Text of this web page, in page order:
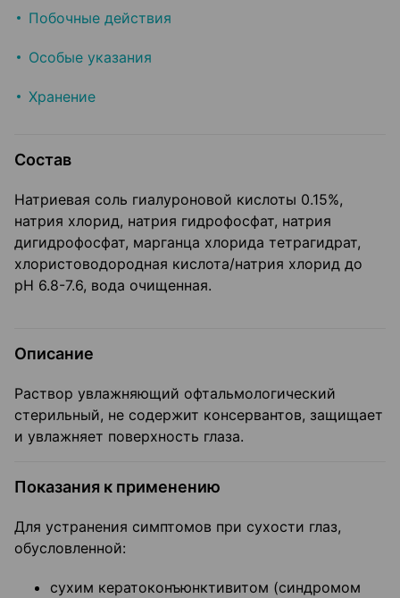
Побочные действия
Особые указания
Хранение
Состав
Натриевая соль гиалуроновой кислоты 0.15%,
натрия хлорид, натрия гидрофосфат, натрия
дигидрофосфат, марганца хлорида тетрагидрат,
хлористоводородная кислота/натрия хлорид до
pH 6.8-7.6, вода очищенная.
Описание
Раствор увлажняющий офтальмологический
стерильный, не содержит консервантов, защищает
и увлажняет поверхность глаза.
Показания к применению
Для устранения симптомов при сухости глаз,
обусловленной:
сухим кератоконъюнктивитом (синдромом